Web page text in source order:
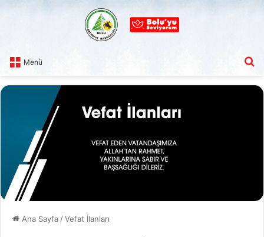
Menü
Ana Sayfa /Vefat İlanları